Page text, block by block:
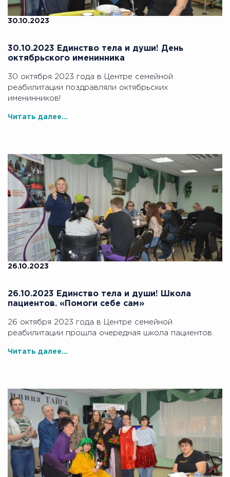
30.10.2023
30.10.2023 Единство тела и души! День
октябрьского именинника
30 октября 2023 года в Центре семейной
реабилитации поздравляли октябрьских
именинников!
Читать далее...
26.10.2023
26.10.2023 Единство тела и души! Школа
пациентов. «Помоги себе сам»
26 октября 2023 года в Центре семейной
реабилитации прошла очередная школа пациентов.
Читать далее...